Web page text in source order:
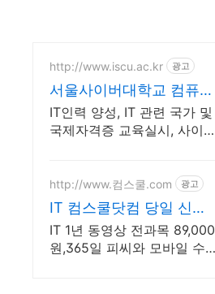
http://www.iscu.ac.kr 광고
서울사이버대학교 컴퓨터
공학과 2026 가을학기 신
편입생
IT인력 양성, IT 관련 국가 및
국제자격증 교육실시, 사이버
인복수학위까지
http://www.컴스쿨.com 광고
IT 컴스쿨닷컴 당일 신청&
결제시 기프티콘!
IT 1년 동영상 전과목 89,000
원,365일 피씨와 모바일 수